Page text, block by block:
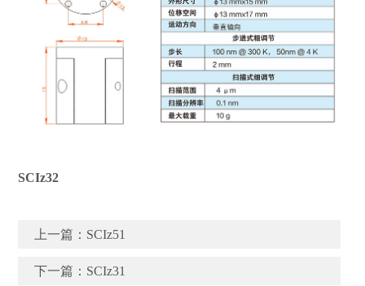
SCIz32
上一篇： SCIz51
下一篇： SCIz31